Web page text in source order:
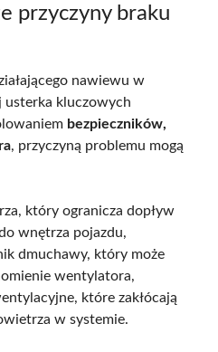
przyczyny braku
nawiewu w
usterka kluczowych
bezpieczników,
, przyczyną problemu mogą
który ogranicza dopływ
wnętrza pojazdu,
dmuchawy, który może
wentylatora,
które zakłócają
w systemie.